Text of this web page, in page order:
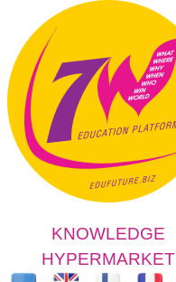
KNOWLEDGE
HYPERMARKET